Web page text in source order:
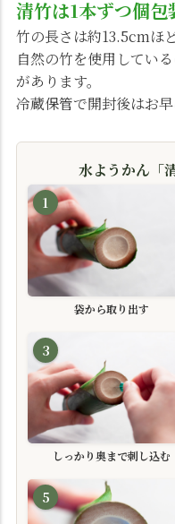
清竹は1本ずつ個包
竹の長さは約13.5cmほど
自然の竹を使用してい
があります。
冷蔵保管で開封後はお
水ようかん「
1
袋から取り出す
3
しっかり奥まで刺し込む
5